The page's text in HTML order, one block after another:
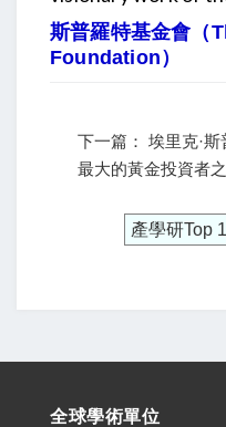
斯普羅特基金會（
Foundation）
下一篇： 埃里克·
最大的黃金投資者
產學研Top
全球學術單位